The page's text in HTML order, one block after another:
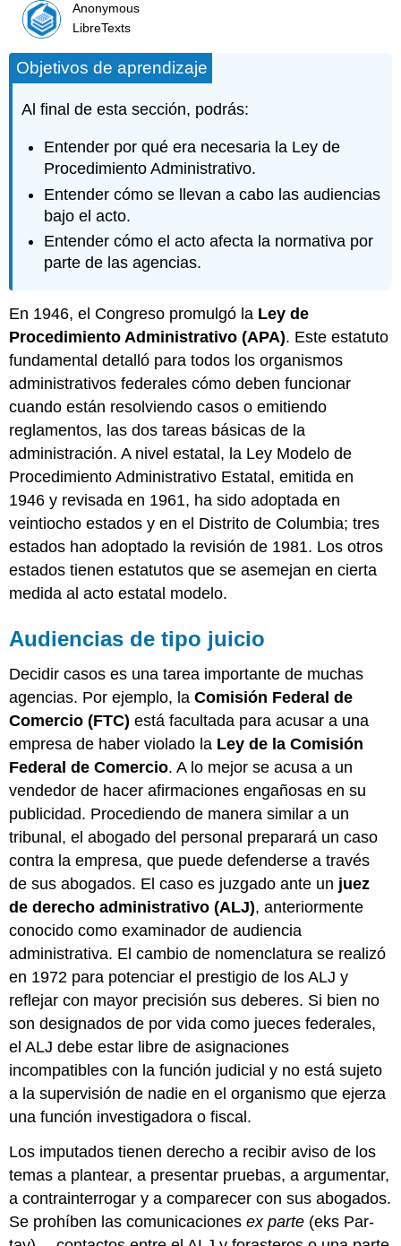
Anonymous
LibreTexts
Objetivos de aprendizaje
Al final de esta sección, podrás:
Entender por qué era necesaria la Ley de
Procedimiento Administrativo.
Entender cómo se llevan a cabo las audiencias
bajo el acto.
Entender cómo el acto afecta la normativa por
parte de las agencias.
En 1946, el Congreso promulgó la Ley de
Procedimiento Administrativo (APA). Este estatuto
fundamental detalló para todos los organismos
administrativos federales cómo deben funcionar
cuando están resolviendo casos o emitiendo
reglamentos, las dos tareas básicas de la
administración. A nivel estatal, la Ley Modelo de
Procedimiento Administrativo Estatal, emitida en
1946 y revisada en 1961, ha sido adoptada en
veintiocho estados y en el Distrito de Columbia; tres
estados han adoptado la revisión de 1981. Los otros
estados tienen estatutos que se asemejan en cierta
medida al acto estatal modelo.
Audiencias de tipo juicio
Decidir casos es una tarea importante de muchas
agencias. Por ejemplo, laComisión Federal de
Comercio (FTC) está facultada para acusar a una
empresa de haber violado la Ley de la Comisión
Federal de Comercio. A lo mejor se acusa a un
vendedor de hacer afirmaciones engañosas en su
publicidad. Procediendo de manera similar a un
tribunal, el abogado del personal preparará un caso
contra la empresa, que puede defenderse a través
de sus abogados. El caso es juzgado ante un juez
de derecho administrativo (ALJ), anteriormente
conocido como examinador de audiencia
administrativa. El cambio de nomenclatura se realizó
en 1972 para potenciar el prestigio de los ALJ y
reflejar con mayor precisión sus deberes. Si bien no
son designados de por vida como jueces federales,
el ALJ debe estar libre de asignaciones
incompatibles con la función judicial y no está sujeto
a la supervisión de nadie en el organismo que ejerza
una función investigadora o fiscal.
Los imputados tienen derecho a recibir aviso de los
temas a plantear, a presentar pruebas, a argumentar,
a contrainterrogar y a comparecer con sus abogados.
Se prohíben las comunicacionesex parte (eks Par-